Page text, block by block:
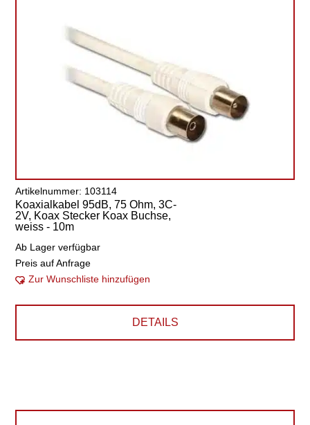
Artikelnummer: 103114
Koaxialkabel 95dB, 75 Ohm, 3C-
2V, Koax Stecker Koax Buchse,
weiss - 10m
Ab Lager verfügbar
Preis auf Anfrage
Zur Wunschliste hinzufügen
DETAILS